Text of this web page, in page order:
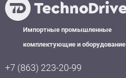
Импортные промышленные
комплектующие и оборудование
+7 (863) 223-20-99